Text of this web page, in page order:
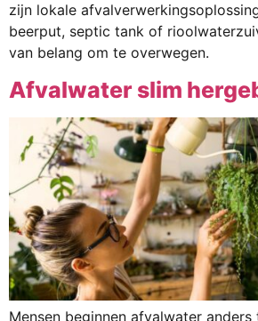
zijn lokale
beerput, septic tank of
van belang om te overwegen.
Afvalwater slim
Mensen beginnen afvalwater